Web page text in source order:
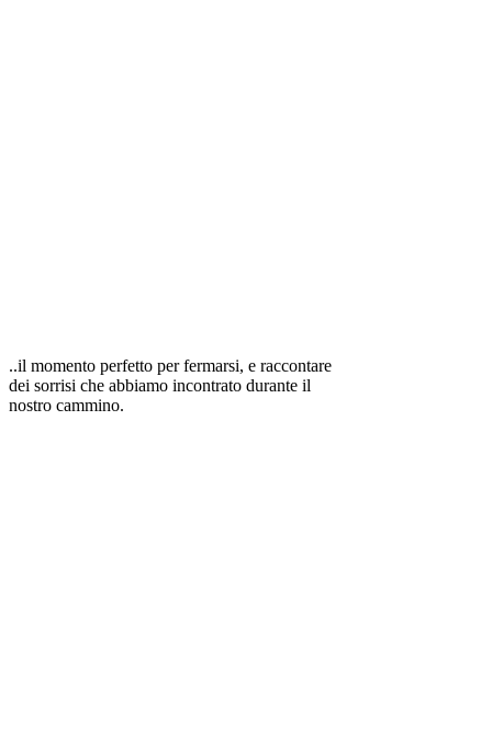
..il momento perfetto per fermarsi, e raccontare
dei sorrisi che abbiamo incontrato durante il
nostro cammino.